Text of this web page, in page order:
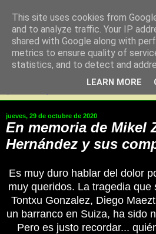
SaKoN
Taldea, Noain
jueves, 29 de octubre de 2020
En memoria de Mikel
Hernández y sus
Es muy duro hablar del dolor
muy queridos. La tragedia que
Tontxu Gonzalez, Diego
un barranco en Suiza, ha sido
Pero es justo recordar...
This site uses cookies from
and to analyze traffic. Your IP
shared with Google along with
metrics to ensure quality of
statistics, and to detect and
LEARN MORE